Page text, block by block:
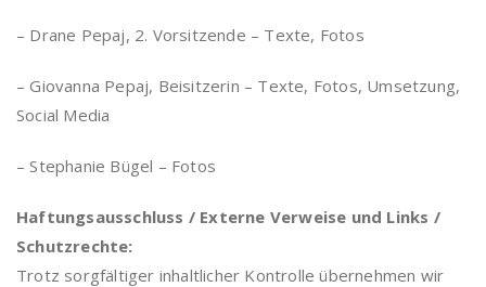
– Drane Pepaj, 2. Vorsitzende – Texte, Fotos
– Giovanna Pepaj, Beisitzerin – Texte, Fotos, Umsetzung,
Social Media
– Stephanie Bügel – Fotos
Haftungsausschluss / Externe Verweise und Links /
Schutzrechte:
Trotz sorgfältiger inhaltlicher Kontrolle übernehmen wir